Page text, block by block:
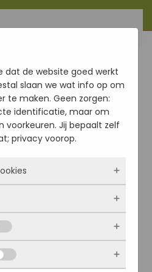
dat de website goed werkt
slaan we wat info op om
te maken. Geen zorgen:
identificatie, maar om
voorkeuren. Jij bepaalt zelf
privacy voorop.
ervoor dat de website
zijn dus altijd actief en
Meestal worden
jij iets doet, zoals
invullen of je
we hoe vaak onze site
bezoekers vandaan
populair zijn. Zo
jouw voorkeuren.